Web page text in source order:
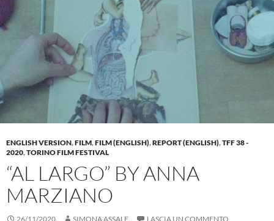
ENGLISH VERSION,FILM,FILM (ENGLISH),REPORT (ENGLISH),TFF 38 -
2020,TORINO FILM FESTIVAL
“AL LARGO” BY ANNA
MARZIANO
26/11/2020 SIMONA ASSALE LASCIA UN COMMENTO